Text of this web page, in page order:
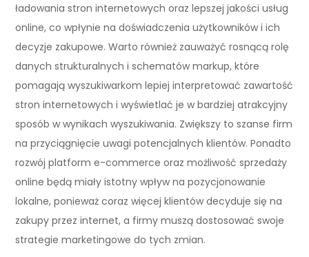
ładowania stron internetowych oraz lepszej jakości usług
online, co wpłynie na doświadczenia użytkowników i ich
decyzje zakupowe. Warto również zauważyć rosnącą rolę
danych strukturalnych i schematów markup, które
pomagają wyszukiwarkom lepiej interpretować zawartość
stron internetowych i wyświetlać je w bardziej atrakcyjny
sposób w wynikach wyszukiwania. Zwiększy to szanse firm
na przyciągnięcie uwagi potencjalnych klientów. Ponadto
rozwój platform e-commerce oraz możliwość sprzedaży
online będą miały istotny wpływ na pozycjonowanie
lokalne, ponieważ coraz więcej klientów decyduje się na
zakupy przez internet, a firmy muszą dostosować swoje
strategie marketingowe do tych zmian.